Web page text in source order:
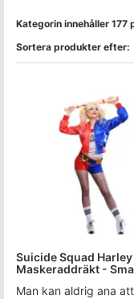
Kategorin innehåller 177
Sortera produkter efter:
Suicide Squad
Maskeraddräkt -
Man kan aldrig ana